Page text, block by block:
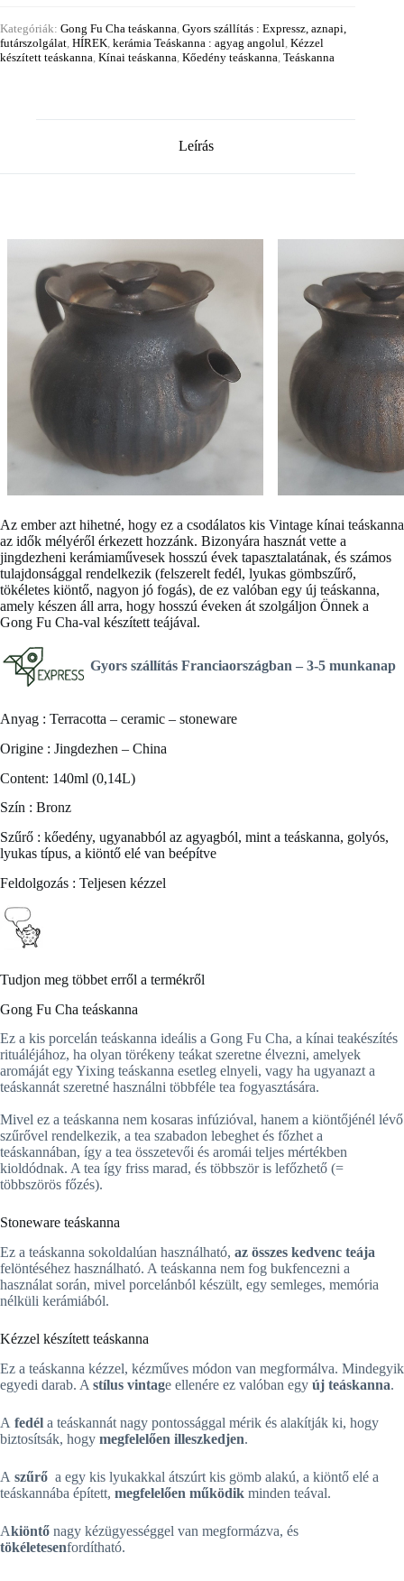
Kategóriák: Gong Fu Cha teáskanna Gyors szállítás : Expressz, aznapi,
futárszolgálat HÍREK kerámia Teáskanna : agyag angolul Kézzel
készített teáskanna Kínai teáskanna Kőedény teáskanna Teáskanna
Leírás
Az ember azt hihetné, hogy ez a csodálatos kis Vintage kínai teáskanna
az idők mélyéről érkezett hozzánk. Bizonyára hasznát vette a
jingdezheni kerámiaművesek hosszú évek tapasztalatának, és számos
tulajdonsággal rendelkezik (felszerelt fedél, lyukas gömbszűrő,
tökéletes kiöntő, nagyon jó fogás), de ez valóban egy új teáskanna,
amely készen áll arra, hogy hosszú éveken át szolgáljon Önnek a
Gong Fu Cha-val készített teájával.
Gyors szállítás Franciaországban – 3-5 munkanap
Anyag : Terracotta – ceramic – stoneware
Origine : Jingdezhen – China
Content: 140ml (0,14L)
Szín : Bronz
Szűrő : kőedény, ugyanabból az agyagból, mint a teáskanna, golyós,
lyukas típus, a kiöntő elé van beépítve
Feldolgozás : Teljesen kézzel
Tudjon meg többet erről a termékről
Gong Fu Cha teáskanna
Ez a kis porcelán teáskanna ideális a Gong Fu Cha, a kínai teakészítés
rituáléjához, ha olyan törékeny teákat szeretne élvezni, amelyek
aromáját egy Yixing teáskanna esetleg elnyeli, vagy ha ugyanazt a
teáskannát szeretné használni többféle tea fogyasztására.
Mivel ez a teáskanna nem kosaras infúzióval, hanem a kiöntőjénél lévő
szűrővel rendelkezik, a tea szabadon lebeghet és főzhet a
teáskannában, így a tea összetevői és aromái teljes mértékben
kioldódnak. A tea így friss marad, és többször is lefőzhető (=
többszörös főzés).
Stoneware teáskanna
Ez a teáskanna sokoldalúan használható, az összes kedvenc teája
felöntéséhez használható. A teáskanna nem fog bukfencezni a
használat során, mivel porcelánból készült, egy semleges, memória
nélküli kerámiából.
Kézzel készített teáskanna
Ez a teáskanna kézzel, kézműves módon van megformálva. Mindegyik
egyedi darab. A stílus vintage ellenére ez valóban egy új teáskanna.
A fedél a teáskannát nagy pontossággal mérik és alakítják ki, hogy
biztosítsák, hogy megfelelően illeszkedjen.
A szűrő a egy kis lyukakkal átszúrt kis gömb alakú, a kiöntő elé a
teáskannába épített, megfelelően működik minden teával.
Akiöntő nagy kézügyességgel van megformázva, és
tökéletesenfordítható.